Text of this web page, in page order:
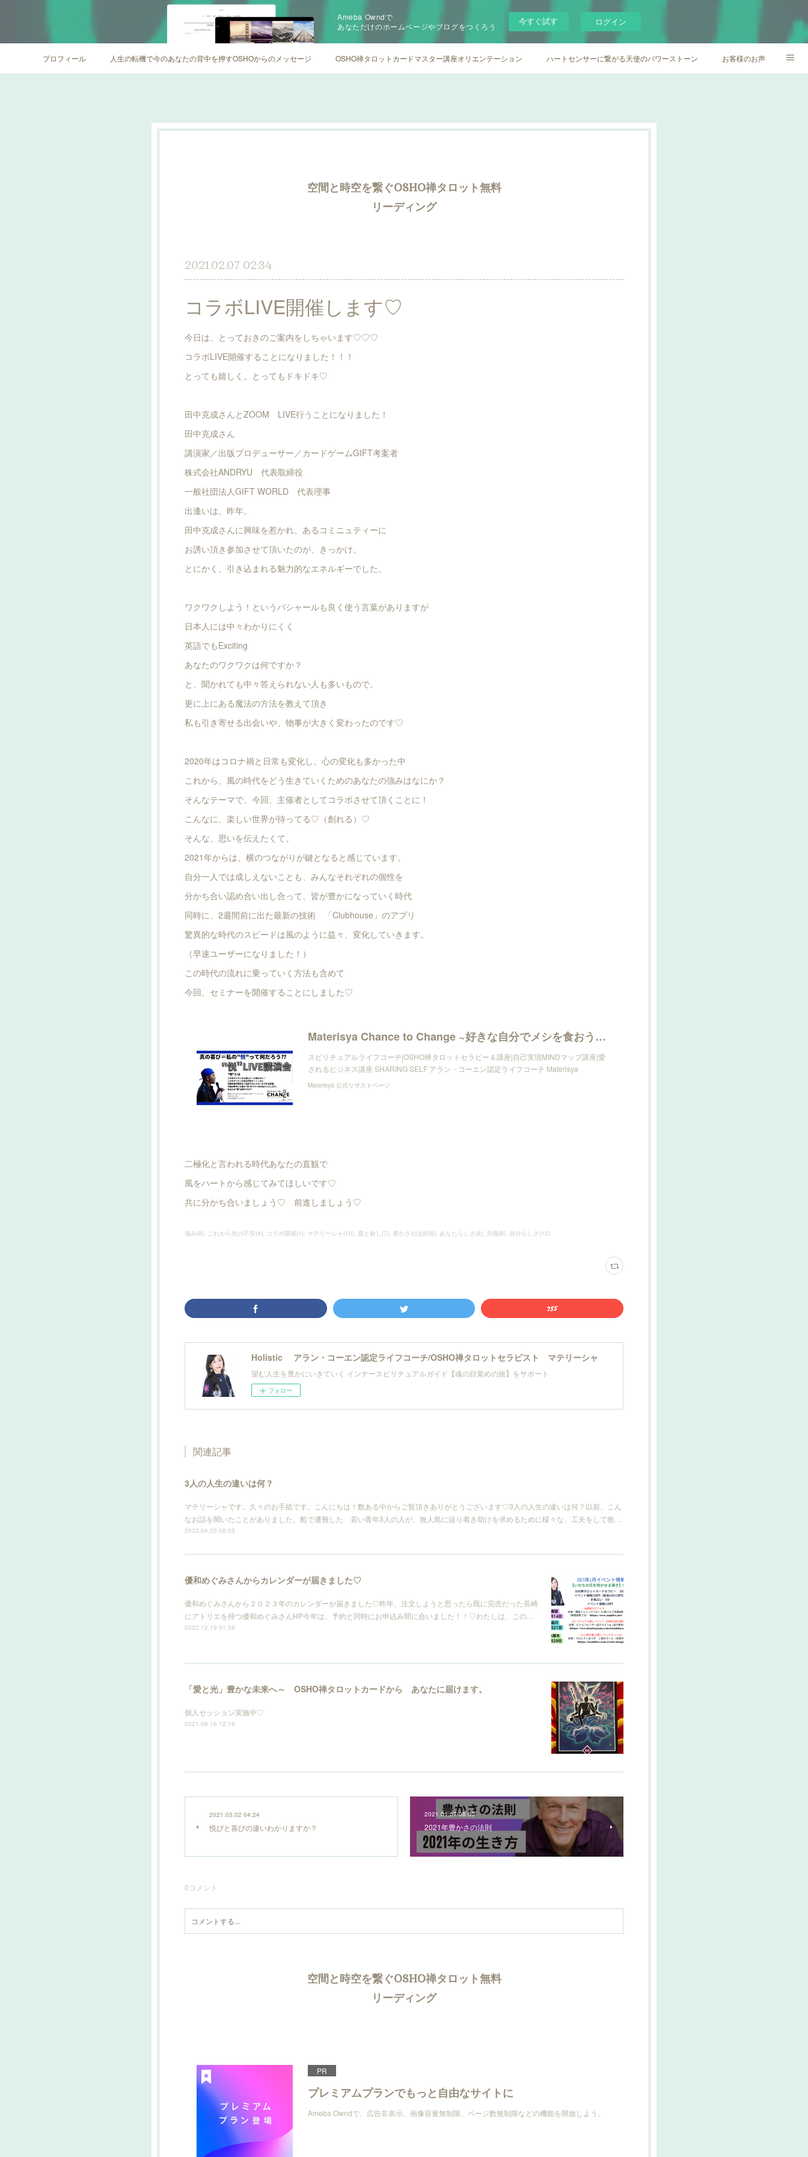
Ameba Owndで
あなただけのホームページやブログをつくろう
今すぐ試す ログイン
プロフィール 人生の転機で今のあなたの背中を押すOSHOからのメッセージ OSHO禅タロットカードマスター講座オリエンテーション ハートセンサーに繋がる天使のパワーストーン お客様のお声
空間と時空を繋ぐOSHO禅タロット無料
リーディング
2021.02.07 02:34
コラボLIVE開催します♡
今日は、とっておきのご案内をしちゃいます♡♡♡
コラボLIVE開催することになりました！！！
とっても嬉しく。とってもドキドキ♡
田中克成さんとZOOM LIVE行うことになりました！
田中克成さん
講演家／出版プロデューサー／カードゲームGIFT考案者
株式会社ANDRYU 代表取締役
一般社団法人GIFT WORLD 代表理事
出逢いは、昨年。
田中克成さんに興味を惹かれ、あるコミニュティーに
お誘い頂き参加させて頂いたのが、きっかけ。
とにかく、引き込まれる魅力的なエネルギーでした。
ワクワクしよう！というバシャールも良く使う言葉がありますが
日本人には中々わかりにくく
英語でもExciting
あなたのワクワクは何ですか？
と、聞かれても中々答えられない人も多いもので。
更に上にある魔法の方法を教えて頂き
私も引き寄せる出会いや、物事が大きく変わったのです♡
2020年はコロナ禍と日常も変化し、心の変化も多かった中
これから、風の時代をどう生きていくためのあなたの強みはなにか？
そんなテーマで、今回、主催者としてコラボさせて頂くことに！
こんなに、楽しい世界が待ってる♡（創れる）♡
そんな、思いを伝えたくて。
2021年からは、横のつながりが鍵となると感じています。
自分一人では成しえないことも、みんなそれぞれの個性を
分かち合い認め合い出し合って、皆が豊かになっていく時代
同時に、2週間前に出た最新の技術 「Clubhouse」のアプリ
驚異的な時代のスピードは風のように益々、変化していきます。
（早速ユーザーになりました！）
この時代の流れに乗っていく方法も含めて
今回、セミナーを開催することにしました♡
Materisya Chance to Change ~好きな自分でメシを食おう！~ - リザスト
スピリチュアルライフコーチ|OSHO禅タロットセラピー＆講座|自己実現MINDマップ講座|愛
されるビジネス講座 SHARING SELF アラン・コーエン認定ライフコーチ Materisya
Materisya 公式リザストページ
二極化と言われる時代あなたの直観で
風をハートから感じてみてほしいです♡
共に分かち合いましょう♡ 前進しましょう♡
強み(8) これから先の不安(4) コラボ開催(1) マテリーシャ (10) 愛と赦し (7) 豊かさの法則(8) あなたらしさ (8) 天職(8) 自分らしさ (12)
Holistic アラン・コーエン認定ライフコーチ/OSHO禅タロットセラピスト マテリーシャ
望む人生を豊かにいきていく インナースピリチュアルガイド【魂の目覚めの旅】をサポート
フォロー
関連記事
3人の人生の違いは何？
マテリーシャです。久々のお手紙です。こんにちは！数ある中からご覧頂きありがとうございます♡3人の人生の違いは何？以前、こん
なお話を聞いたことがありました。船で遭難した 若い青年3人の人が、無人島に辿り着き助けを求めるために様々な、工夫をして救…
2023.04.25 08:03
優和めぐみさんからカレンダーが届きました♡
優和めぐみさんから２０２３年のカレンダーが届きました♡昨年、注文しようと思ったら既に完売だった長崎
にアトリエを持つ優和めぐみさんHP今年は、予約と同時にお申込み間に合いました！！♡わたしは、この…
2022.12.19 01:58
「愛と光」豊かな未来へ～ OSHO禅タロットカードから あなたに届けます。
個人セッション実施中♡
2021.09.16 12:16
2021.03.02 04:24
悦びと喜びの違いわかりますか？
2021.01.07 08:00
2021年豊かさの法則
0コメント
空間と時空を繋ぐOSHO禅タロット無料
リーディング
PR
プレミアムプランでもっと自由なサイトに
Ameba Owndで、広告非表示、画像容量無制限、ページ数無制限などの機能を開放しよう。